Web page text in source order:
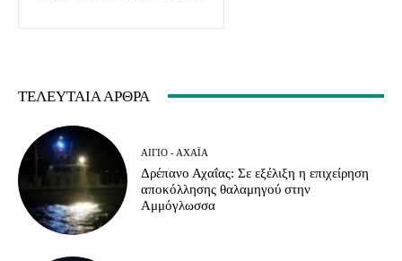
ΤΕΛΕΥΤΑΊΑ ΆΡΘΡΑ
ΑΊΓΙΟ - ΑΧΑΪ́Α
Δρέπανο Αχαΐας: Σε εξέλιξη η επιχείρηση
αποκόλλησης θαλαμηγού στην
Αμμόγλωσσα